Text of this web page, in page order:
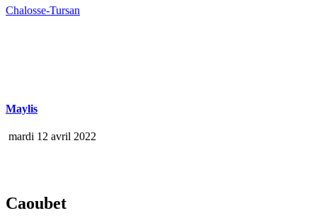
Chalosse-Tursan
Maylis
mardi 12 avril 2022
Caoubet